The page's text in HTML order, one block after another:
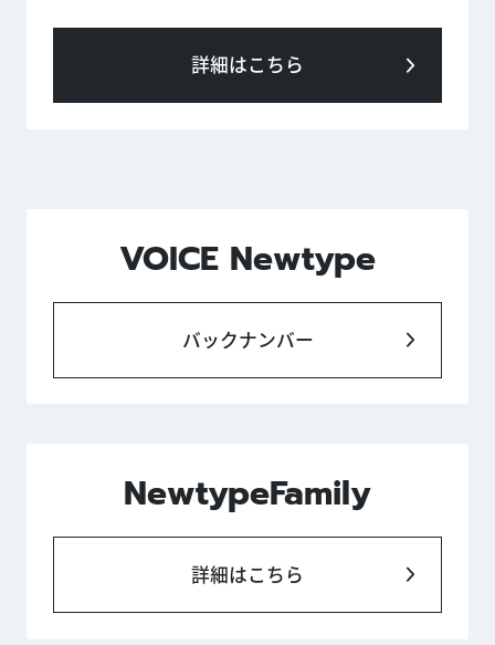
詳細はこちら
VOICE Newtype
バックナンバー
NewtypeFamily
詳細はこちら